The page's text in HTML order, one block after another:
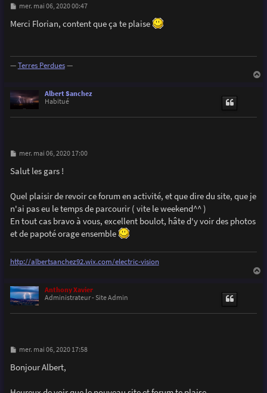
M
s
s
mer. mai 06, 2020 00:47
Merci Florian, content que ça te plaise
—Terres Perdues—
Albert Sanchez
Habitué
M
s
s
e
mer. mai 06, 2020 17:00
Salut les gars !
Quel plaisir de revoir ce forum en activité, et que dire du site, que je
n'ai pas eu le temps de parcourir ( vite le weekend^^ )
En tout cas bravo à vous, excellent boulot, hâte d'y voir des photos
et de papoté orage ensemble
http://albertsanchez92.wix.com/electric-vision
Anthony Xavier
Administrateur - Site Admin
M
s
s
mer. mai 06, 2020 17:58
Bonjour Albert,